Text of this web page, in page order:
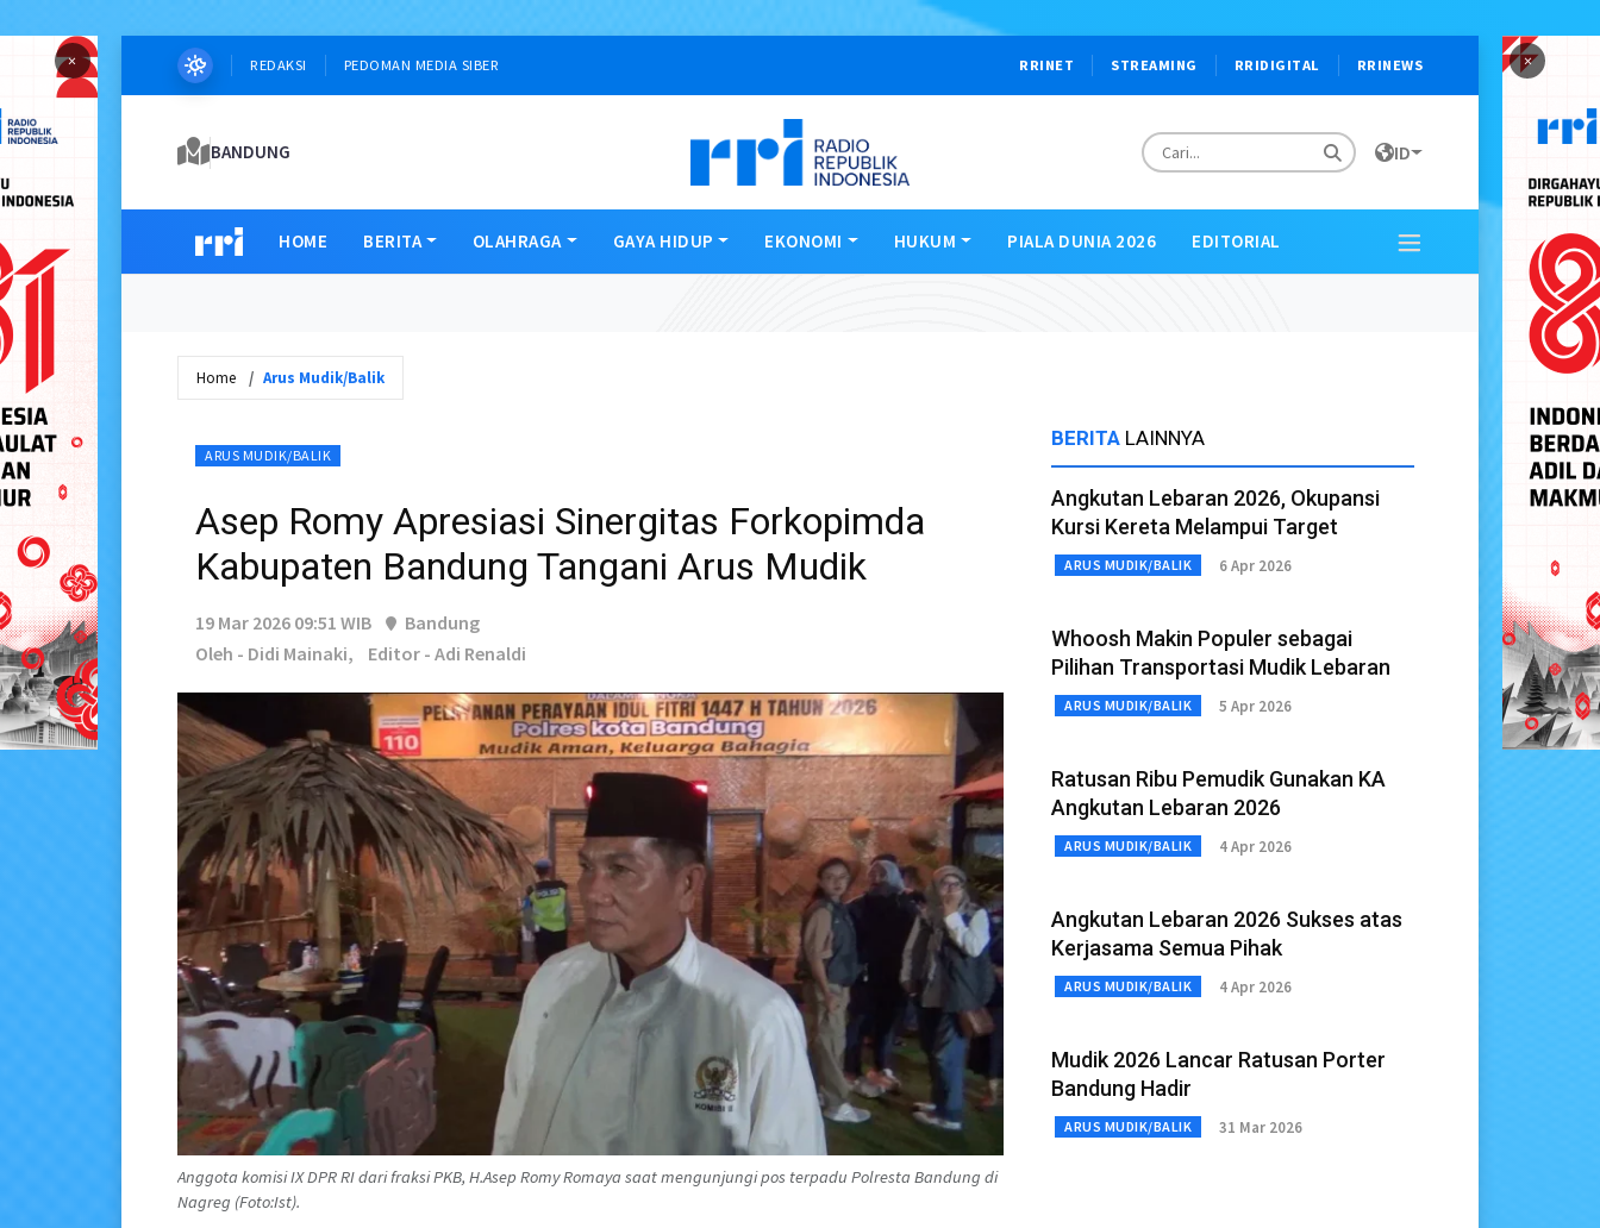
× ×
REDAKSI PEDOMAN MEDIA SIBER RRINET STREAMING RRIDIGITAL RRINEWS
BANDUNG ID
HOME BERITA OLAHRAGA GAYA HIDUP EKONOMI HUKUM PIALA DUNIA 2026 EDITORIAL
Home Arus Mudik/Balik
ARUS MUDIK/BALIK
Asep Romy Apresiasi Sinergitas Forkopimda
Kabupaten Bandung Tangani Arus Mudik
19 Mar 2026 09:51 WIB
Bandung
Oleh - Didi Mainaki,
Editor - Adi Renaldi
Anggota komisi IX DPR RI dari fraksi PKB, H.Asep Romy Romaya saat mengunjungi pos terpadu Polresta Bandung di
Nagreg (Foto:Ist).
BERITA LAINNYA
Angkutan Lebaran 2026, Okupansi
Kursi Kereta Melampui Target
ARUS MUDIK/BALIK 6 Apr 2026
Whoosh Makin Populer sebagai
Pilihan Transportasi Mudik Lebaran
ARUS MUDIK/BALIK 5 Apr 2026
Ratusan Ribu Pemudik Gunakan KA
Angkutan Lebaran 2026
ARUS MUDIK/BALIK 4 Apr 2026
Angkutan Lebaran 2026 Sukses atas
Kerjasama Semua Pihak
ARUS MUDIK/BALIK 4 Apr 2026
Mudik 2026 Lancar Ratusan Porter
Bandung Hadir
ARUS MUDIK/BALIK 31 Mar 2026